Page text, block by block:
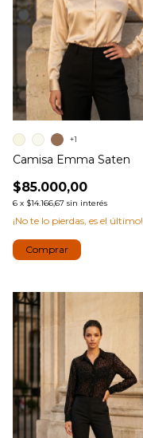
Camisa Emma Saten
$85.000,00
6 x $14.166,67 sin interés
¡No te lo pierdas, es el último!
+1
Comprar